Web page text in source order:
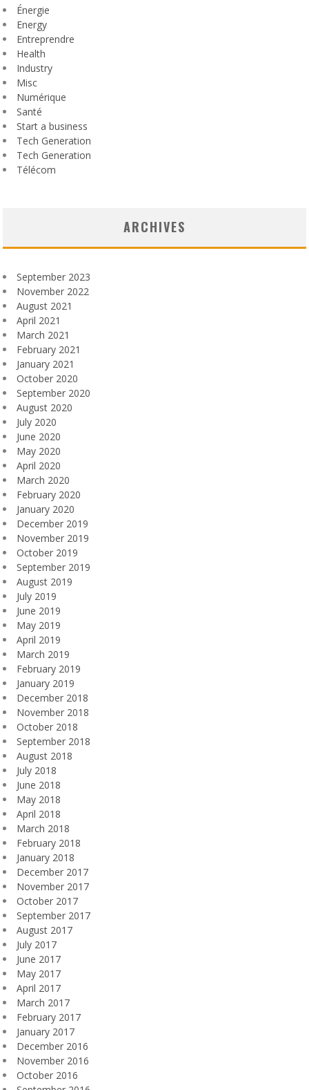
Énergie
Energy
Entreprendre
Health
Industry
Misc
Numérique
Santé
Start a business
Tech Generation
Tech Generation
Télécom
ARCHIVES
September 2023
November 2022
August 2021
April 2021
March 2021
February 2021
January 2021
October 2020
September 2020
August 2020
July 2020
June 2020
May 2020
April 2020
March 2020
February 2020
January 2020
December 2019
November 2019
October 2019
September 2019
August 2019
July 2019
June 2019
May 2019
April 2019
March 2019
February 2019
January 2019
December 2018
November 2018
October 2018
September 2018
August 2018
July 2018
June 2018
May 2018
April 2018
March 2018
February 2018
January 2018
December 2017
November 2017
October 2017
September 2017
August 2017
July 2017
June 2017
May 2017
April 2017
March 2017
February 2017
January 2017
December 2016
November 2016
October 2016